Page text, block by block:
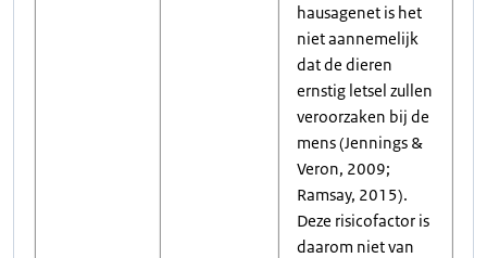
hausagenet is het
niet aannemelijk
dat de dieren
ernstig letsel zullen
veroorzaken bij de
mens (Jennings &
Veron, 2009;
Ramsay, 2015).
Deze risicofactor is
daarom niet van